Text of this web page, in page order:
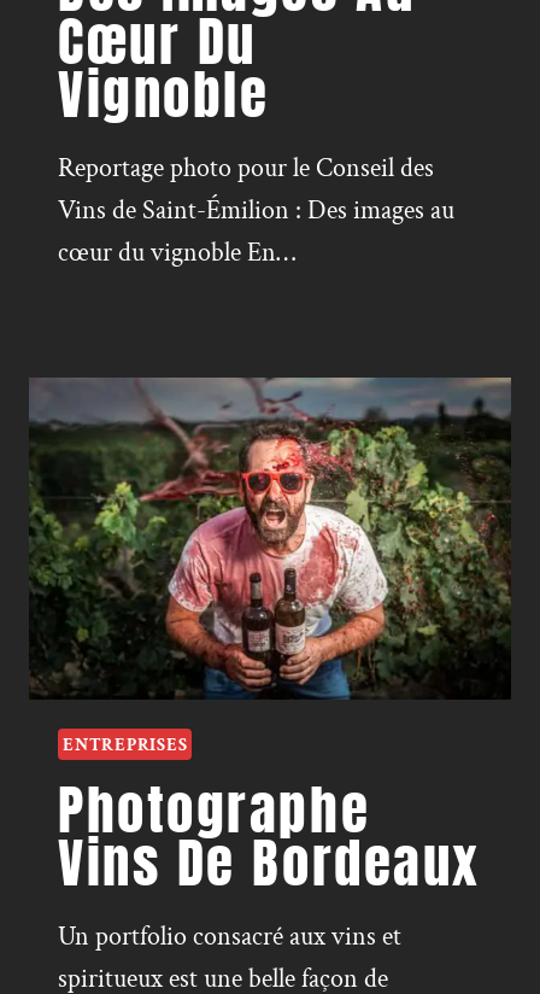
Cœur Du
Vignoble
Reportage photo pour le Conseil des
Vins de Saint-Émilion : Des images au
cœur du vignoble En…
ENTREPRISES
Photographe
Vins De Bordeaux
Un portfolio consacré aux vins et
spiritueux est une belle façon de